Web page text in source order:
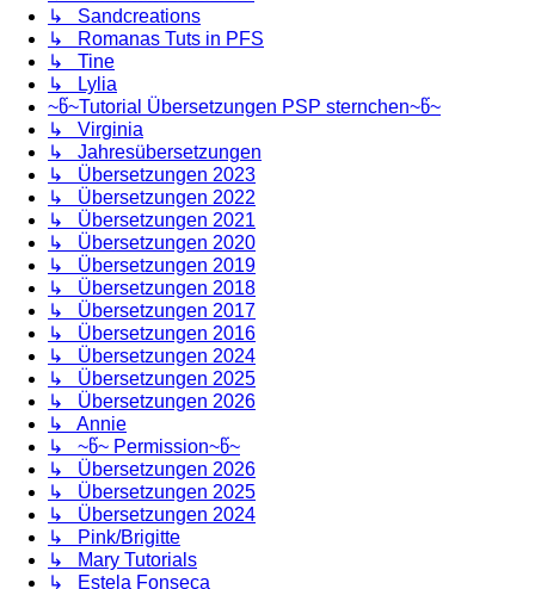
↳ Sandcreations
↳ Romanas Tuts in PFS
↳ Tine
↳ Lylia
~წ~Tutorial Übersetzungen PSP sternchen~წ~
↳ Virginia
↳ Jahresübersetzungen
↳ Übersetzungen 2023
↳ Übersetzungen 2022
↳ Übersetzungen 2021
↳ Übersetzungen 2020
↳ Übersetzungen 2019
↳ Übersetzungen 2018
↳ Übersetzungen 2017
↳ Übersetzungen 2016
↳ Übersetzungen 2024
↳ Übersetzungen 2025
↳ Übersetzungen 2026
↳ Annie
↳ ~წ~ Permission~წ~
↳ Übersetzungen 2026
↳ Übersetzungen 2025
↳ Übersetzungen 2024
↳ Pink/Brigitte
↳ Mary Tutorials
↳ Estela Fonseca